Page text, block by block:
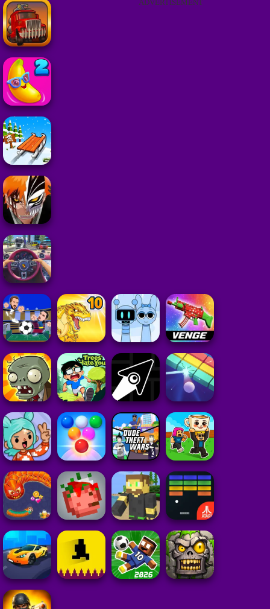
ADVERTISEMENT